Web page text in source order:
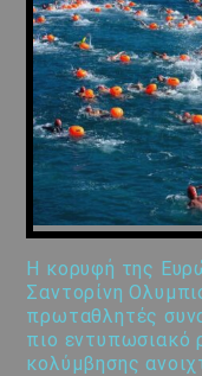
Η κορυφή της
Σαντορίνη
πρωταθλητές
πιο εντυπωσιακό
κολύμβησης